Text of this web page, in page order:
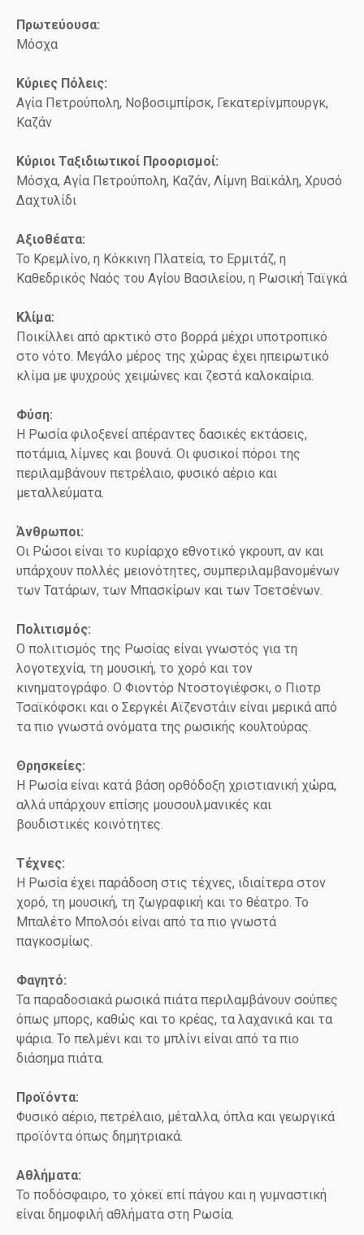
Πρωτεύουσα:
Μόσχα
Κύριες Πόλεις:
Αγία Πετρούπολη, Νοβοσιμπίρσκ, Γεκατερίνμπουργκ,
Καζάν
Κύριοι Ταξιδιωτικοί Προορισμοί:
Μόσχα, Αγία Πετρούπολη, Καζάν, Λίμνη Βαϊκάλη, Χρυσό
Δαχτυλίδι
Αξιοθέατα:
Το Κρεμλίνο, η Κόκκινη Πλατεία, το Ερμιτάζ, η
Καθεδρικός Ναός του Αγίου Βασιλείου, η Ρωσική Ταϊγκά
Κλίμα:
Ποικίλλει από αρκτικό στο βορρά μέχρι υποτροπικό
στο νότο. Μεγάλο μέρος της χώρας έχει ηπειρωτικό
κλίμα με ψυχρούς χειμώνες και ζεστά καλοκαίρια.
Φύση:
Η Ρωσία φιλοξενεί απέραντες δασικές εκτάσεις,
ποτάμια, λίμνες και βουνά. Οι φυσικοί πόροι της
περιλαμβάνουν πετρέλαιο, φυσικό αέριο και
μεταλλεύματα.
Άνθρωποι:
Οι Ρώσοι είναι το κυρίαρχο εθνοτικό γκρουπ, αν και
υπάρχουν πολλές μειονότητες, συμπεριλαμβανομένων
των Τατάρων, των Μπασκίρων και των Τσετσένων.
Πολιτισμός:
Ο πολιτισμός της Ρωσίας είναι γνωστός για τη
λογοτεχνία, τη μουσική, το χορό και τον
κινηματογράφο. Ο Φιοντόρ Ντοστογιέφσκι, ο Πιοτρ
Τσαϊκόφσκι και ο Σεργκέι Αϊζενστάιν είναι μερικά από
τα πιο γνωστά ονόματα της ρωσικής κουλτούρας.
Θρησκείες:
Η Ρωσία είναι κατά βάση ορθόδοξη χριστιανική χώρα,
αλλά υπάρχουν επίσης μουσουλμανικές και
βουδιστικές κοινότητες.
Τέχνες:
Η Ρωσία έχει παράδοση στις τέχνες, ιδιαίτερα στον
χορό, τη μουσική, τη ζωγραφική και το θέατρο. Το
Μπαλέτο Μπολσόι είναι από τα πιο γνωστά
παγκοσμίως.
Φαγητό:
Τα παραδοσιακά ρωσικά πιάτα περιλαμβάνουν σούπες
όπως μπορς, καθώς και το κρέας, τα λαχανικά και τα
ψάρια. Το πελμένι και το μπλίνι είναι από τα πιο
διάσημα πιάτα.
Προϊόντα:
Φυσικό αέριο, πετρέλαιο, μέταλλα, όπλα και γεωργικά
προϊόντα όπως δημητριακά.
Αθλήματα:
Το ποδόσφαιρο, το χόκεϊ επί πάγου και η γυμναστική
είναι δημοφιλή αθλήματα στη Ρωσία.